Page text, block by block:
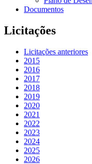
Documentos
Licitações
Licitações anteriores
2015
2016
2017
2018
2019
2020
2021
2022
2023
2024
2025
2026